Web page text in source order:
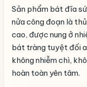
Sản phẩm bát đĩa
nửa công đoạn là
cao, được nung ở
bát tràng tuyệt đối
không nhiễm chì,
hoàn toàn yên tâm.